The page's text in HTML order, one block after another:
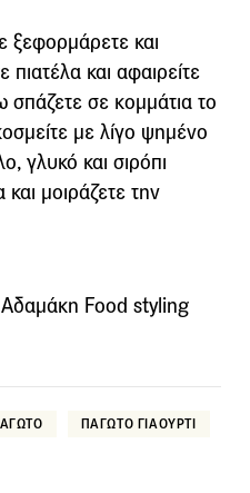
ξεφορμάρετε και
πιατέλα και αφαιρείτε
σε κομμάτια το
με λίγο ψημένο
γλυκό και σιρόπι
μοιράζετε την
Food styling
ΠΑΓΩΤΟ ΓΙΑΟΥΡΤΙ